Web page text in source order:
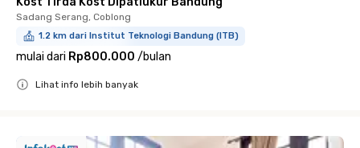
Sadang Serang, Coblong
1.2 km dari Institut Teknologi Bandung (ITB)
mulai dari Rp800.000 /bulan
Lihat info lebih banyak